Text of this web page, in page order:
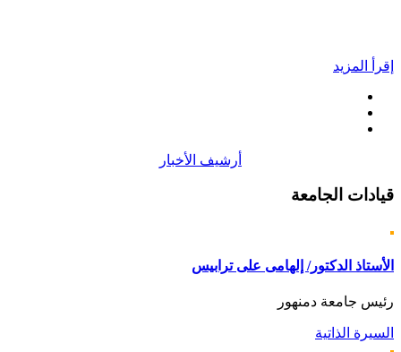
إقرأ المزيد
أرشيف الأخبار
قيادات الجامعة
الأستاذ الدكتور/ إلهامى على ترابيس
رئيس جامعة دمنهور
السيرة الذاتية